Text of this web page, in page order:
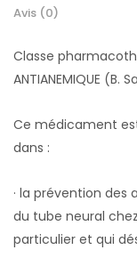
Avis (0)
Classe
ANTIANEMIQUE
Ce médicament
dans :
· la prévention
du tube neural
particulier et qui